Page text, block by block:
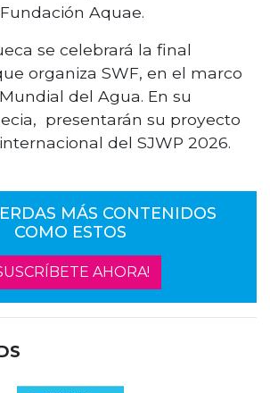
Aquae.
se celebrará la final
organiza SWF, en el marco
del Agua. En su
presentarán su proyecto
del SJWP 2026.
MÁS CONTENIDOS
COMO ESTOS
AHORA!